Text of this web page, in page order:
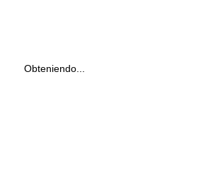
Obteniendo...